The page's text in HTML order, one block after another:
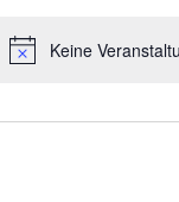
Keine